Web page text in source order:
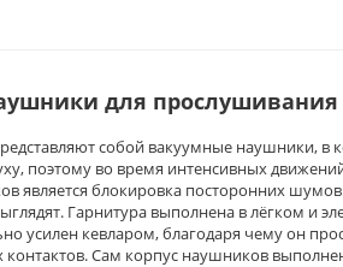
для
собой вакуумные наушники,
поэтому во время интенсивных
является блокировка посторонних
Гарнитура выполнена в лёгком и
усилен кевларом, благодаря чему он
контактов. Сам корпус наушников